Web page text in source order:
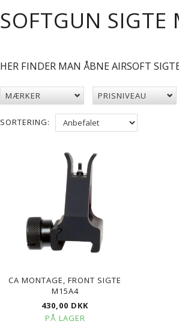
SOFTGUN SIGTE
HER FINDER MAN ÅBNE AIRSOFT
MÆRKER PRISNIVEAU
SORTERING:
CA MONTAGE, FRONT SIGTE
M15A4
430,00 DKK
PÅ LAGER